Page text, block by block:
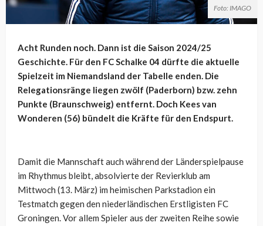
Foto: IMAGO
Acht Runden noch. Dann ist die Saison 2024/25
Geschichte. Für den FC Schalke 04 dürfte die aktuelle
Spielzeit im Niemandsland der Tabelle enden. Die
Relegationsränge liegen zwölf (Paderborn) bzw. zehn
Punkte (Braunschweig) entfernt. Doch Kees van
Wonderen (56) bündelt die Kräfte für den Endspurt.
Damit die Mannschaft auch während der Länderspielpause
im Rhythmus bleibt, absolvierte der Revierklub am
Mittwoch (13. März) im heimischen Parkstadion ein
Testmatch gegen den niederländischen Erstligisten FC
Groningen. Vor allem Spieler aus der zweiten Reihe sowie